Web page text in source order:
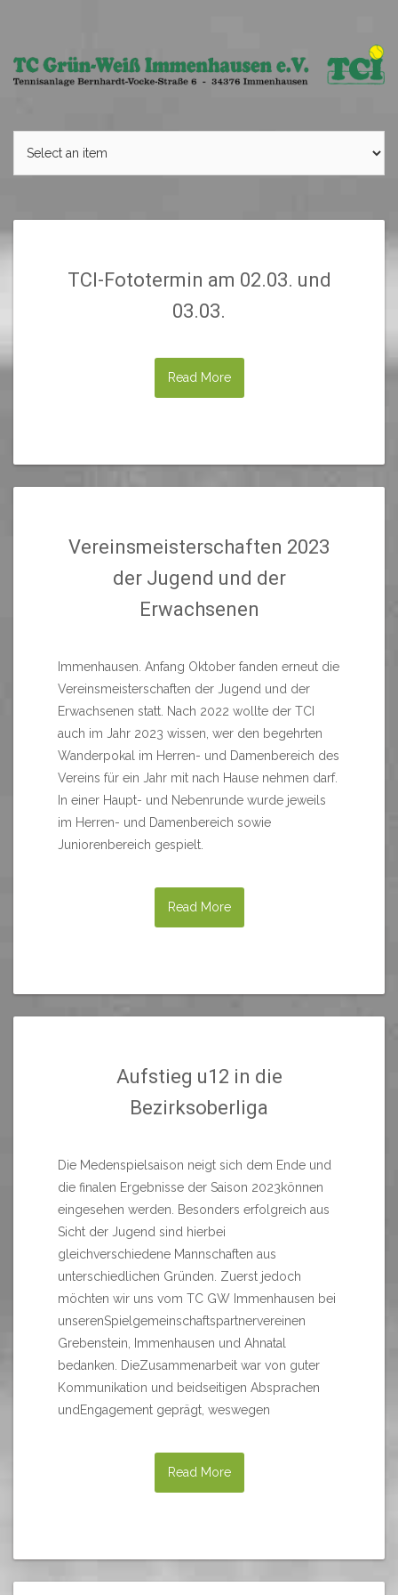
TCI-Fototermin am 02.03. und
03.03.
Read More
Vereinsmeisterschaften 2023
der Jugend und der
Erwachsenen
Immenhausen. Anfang Oktober fanden erneut die
Vereinsmeisterschaften der Jugend und der
Erwachsenen statt. Nach 2022 wollte der TCI
auch im Jahr 2023 wissen, wer den begehrten
Wanderpokal im Herren- und Damenbereich des
Vereins für ein Jahr mit nach Hause nehmen darf.
In einer Haupt- und Nebenrunde wurde jeweils
im Herren- und Damenbereich sowie
Juniorenbereich gespielt.
Read More
Aufstieg u12 in die
Bezirksoberliga
Die Medenspielsaison neigt sich dem Ende und
die finalen Ergebnisse der Saison 2023können
eingesehen werden. Besonders erfolgreich aus
Sicht der Jugend sind hierbei
gleichverschiedene Mannschaften aus
unterschiedlichen Gründen. Zuerst jedoch
möchten wir uns vom TC GW Immenhausen bei
unserenSpielgemeinschaftspartnervereinen
Grebenstein, Immenhausen und Ahnatal
bedanken. DieZusammenarbeit war von guter
Kommunikation und beidseitigen Absprachen
undEngagement geprägt, weswegen
Read More